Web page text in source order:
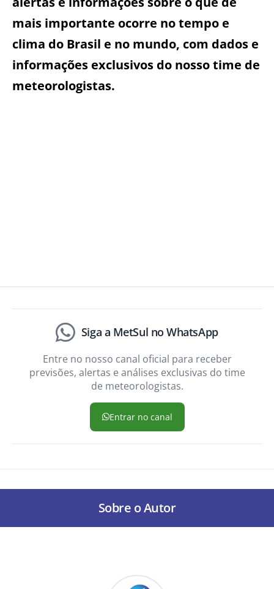
mais importante ocorre no tempo e
clima do Brasil e no mundo, com dados e
informações exclusivos do nosso time de
meteorologistas.
Siga a MetSul no WhatsApp
Entre no nosso canal oficial para receber
previsões, alertas e análises exclusivas do time
de meteorologistas.
Entrar no canal
Sobre o Autor